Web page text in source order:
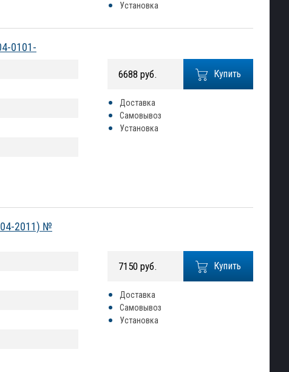
Установка
0101-
Купить
6688 руб.
Доставка
Самовывоз
Установка
2011) №
Купить
7150 руб.
Доставка
Самовывоз
Установка